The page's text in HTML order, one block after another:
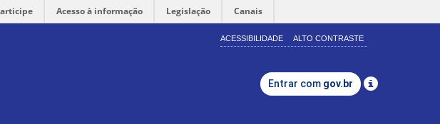
Acesso à informação Legislação Canais
ACESSIBILIDADE ALTO CONTRASTE
Entrar com gov.br